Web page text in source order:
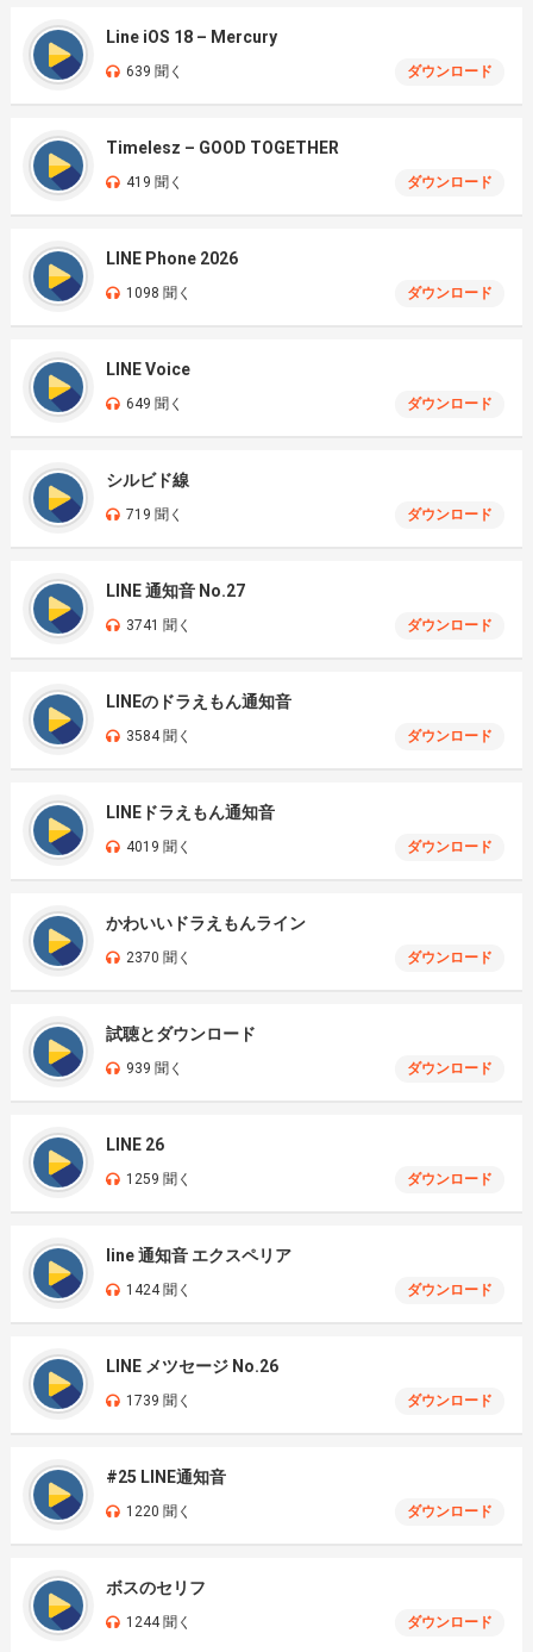
Line iOS 18 – Mercury
639 聞く ダウンロード
Timelesz – GOOD TOGETHER
419 聞く ダウンロード
LINE Phone 2026
1098 聞く ダウンロード
LINE Voice
649 聞く ダウンロード
シルビド線
719 聞く ダウンロード
LINE 通知音 No.27
3741 聞く ダウンロード
LINEのドラえもん通知音
3584 聞く ダウンロード
LINEドラえもん通知音
4019 聞く ダウンロード
かわいいドラえもんライン
2370 聞く ダウンロード
試聴とダウンロード
939 聞く ダウンロード
LINE 26
1259 聞く ダウンロード
line 通知音 エクスペリア
1424 聞く ダウンロード
LINE メツセージ No.26
1739 聞く ダウンロード
#25 LINE通知音
1220 聞く ダウンロード
ボスのセリフ
1244 聞く ダウンロード